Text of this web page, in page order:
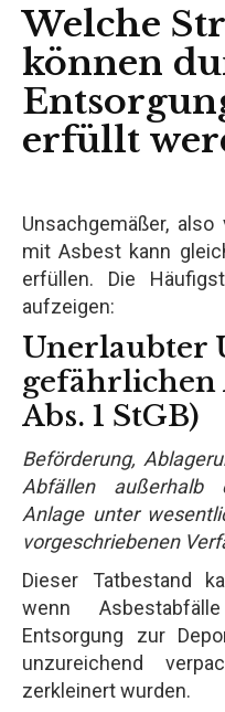
Welche
können
erfüllt
Unsachgemäßer,
mit Asbest kann
erfüllen. Die
aufzeigen:
Unerlaubter
gefährlichen
Abs. 1 StGB)
Beförderung,
Abfällen außerhalb
Anlage unter
vorgeschriebenen
Dieser Tatbestand
wenn
Entsorgung zur
unzureichend
zerkleinert wurden.